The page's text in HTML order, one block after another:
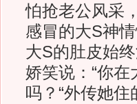
怕抢老公风采
感冒的大S神
大S的肚皮始
娇笑说：“你
吗？“外传她